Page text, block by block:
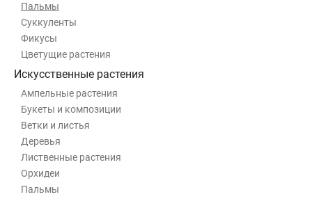
Пальмы
Суккуленты
Фикусы
Цветущие растения
Искусственные растения
Ампельные растения
Букеты и композиции
Ветки и листья
Деревья
Лиственные растения
Орхидеи
Пальмы